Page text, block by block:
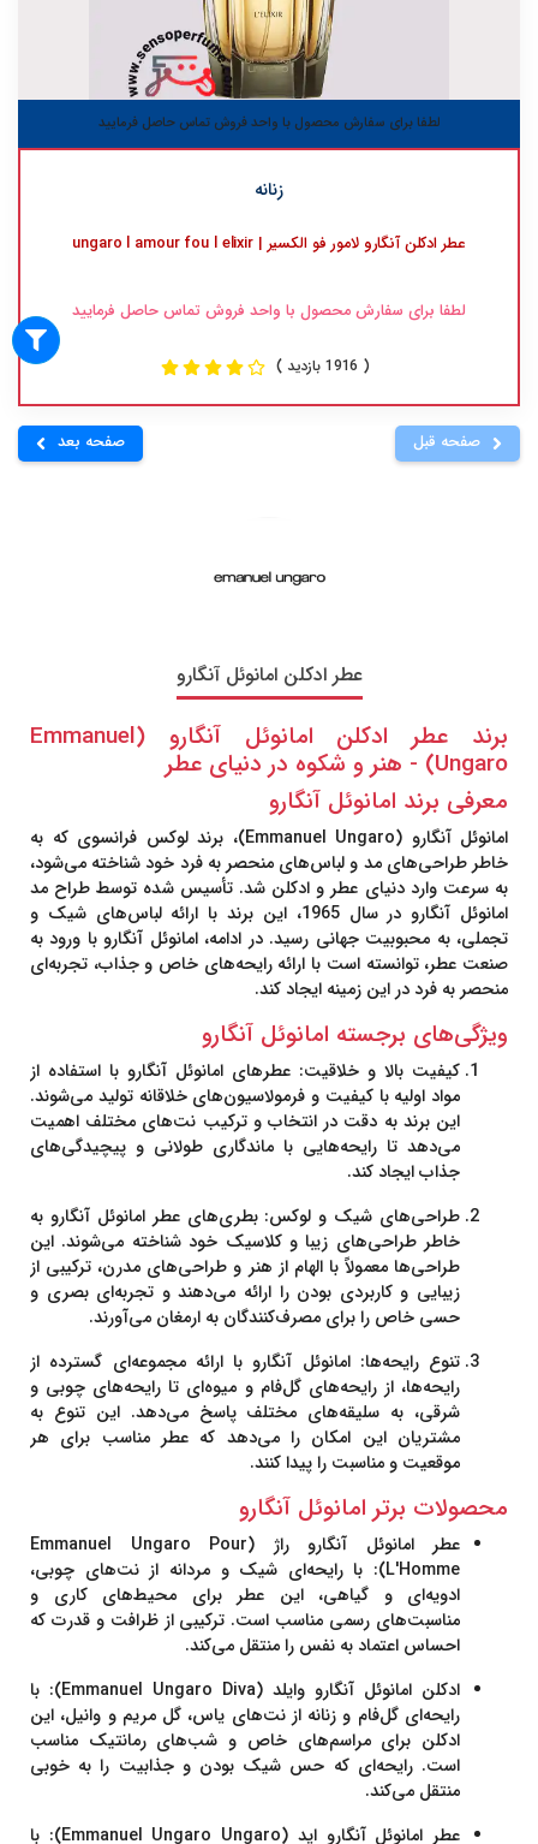
لطفا برای سفارش محصول با واحد فروش تماس حاصل فرمایید
زنانه
عطر ادکلن آنگارو لامور فو الکسیر | ungaro l amour fou l elixir
لطفا برای سفارش محصول با واحد فروش تماس حاصل فرمایید
( 1916 بازدید )
صفحه قبل صفحه بعد
عطر ادکلن امانوئل آنگارو
برند عطر ادکلن امانوئل آنگارو (Emmanuel
Ungaro) - هنر و شکوه در دنیای عطر
معرفی برند امانوئل آنگارو
امانوئل آنگارو (Emmanuel Ungaro)
، برند لوکس فرانسوی که به
خاطر طراحی‌های مد و لباس‌های منحصر به فرد خود شناخته می‌شود،
به سرعت وارد دنیای عطر و ادکلن شد. تأسیس شده توسط طراح مد
امانوئل آنگارو در سال 1965، این برند با ارائه لباس‌های شیک و
تجملی، به محبوبیت جهانی رسید. در ادامه، امانوئل آنگارو با ورود به
صنعت عطر، توانسته است با ارائه رایحه‌های خاص و جذاب، تجربه‌ای
منحصر به فرد در این زمینه ایجاد کند.
ویژگی‌های برجسته امانوئل آنگارو
کیفیت بالا و خلاقیت: عطرهای امانوئل آنگارو با استفاده از
مواد اولیه با کیفیت و فرمولاسیون‌های خلاقانه تولید می‌شوند.
این برند به دقت در انتخاب و ترکیب نت‌های مختلف اهمیت
می‌دهد تا رایحه‌هایی با ماندگاری طولانی و پیچیدگی‌های
جذاب ایجاد کند.
طراحی‌های شیک و لوکس: بطری‌های عطر امانوئل آنگارو به
خاطر طراحی‌های زیبا و کلاسیک خود شناخته می‌شوند. این
طراحی‌ها معمولاً با الهام از هنر و طراحی‌های مدرن، ترکیبی از
زیبایی و کاربردی بودن را ارائه می‌دهند و تجربه‌ای بصری و
حسی خاص را برای مصرف‌کنندگان به ارمغان می‌آورند.
تنوع رایحه‌ها: امانوئل آنگارو با ارائه مجموعه‌ای گسترده از
رایحه‌ها، از رایحه‌های گل‌فام و میوه‌ای تا رایحه‌های چوبی و
شرقی، به سلیقه‌های مختلف پاسخ می‌دهد. این تنوع به
مشتریان این امکان را می‌دهد که عطر مناسب برای هر
موقعیت و مناسبت را پیدا کنند.
محصولات برتر امانوئل آنگارو
عطر امانوئل آنگارو راژ (Emmanuel Ungaro Pour
L'Homme) : با رایحه‌ای شیک و مردانه از نت‌های چوبی،
ادویه‌ای و گیاهی، این عطر برای محیط‌های کاری و
مناسبت‌های رسمی مناسب است. ترکیبی از ظرافت و قدرت که
احساس اعتماد به نفس را منتقل می‌کند.
ادکلن امانوئل آنگارو وایلد (Emmanuel Ungaro Diva)
: با
رایحه‌ای گل‌فام و زنانه از نت‌های یاس، گل مریم و وانیل، این
ادکلن برای مراسم‌های خاص و شب‌های رمانتیک مناسب
است. رایحه‌ای که حس شیک بودن و جذابیت را به خوبی
منتقل می‌کند.
عطر امانوئل آنگارو اید (Emmanuel Ungaro Ungaro)
: با